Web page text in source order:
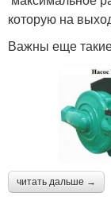
которую на
Важны еще
читать дальше →